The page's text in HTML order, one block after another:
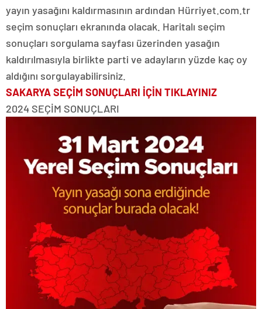
yayın yasağını kaldırmasının ardından Hürriyet.com.tr
seçim sonuçları ekranında olacak. Haritalı seçim
sonuçları sorgulama sayfası üzerinden yasağın
kaldırılmasıyla birlikte parti ve adayların yüzde kaç oy
aldığını sorgulayabilirsiniz.
SAKARYA SEÇİM SONUÇLARI İÇİN TIKLAYINIZ
2024 SEÇİM SONUÇLARI